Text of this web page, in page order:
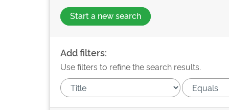
Start a new search
Add filters:
Use filters to refine the search results.